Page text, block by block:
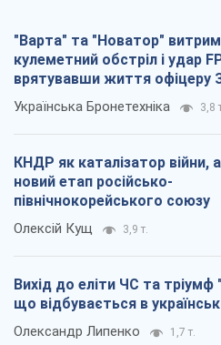
"Варта" та "Новатор"
кулеметний обстріл і удар
врятувавши життя офіцеру
Українська Бронетехніка 3,8
КНДР як каталізатор війни,
новий етап російсько-
північнокорейського союзу
Олексій Кущ 3,9 т.
Вихід до еліти ЧС та
що відбувається в
Олександр Липенко 1,7 т.